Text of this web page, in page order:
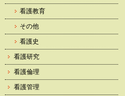
看護教育
その他
看護史
看護研究
看護倫理
看護管理